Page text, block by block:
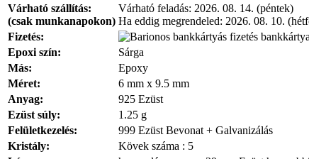
Várható szállítás:
(csak munkanapokon)
Várható feladás: 2026. 08. 14. (péntek)
Ha eddig megrendeled: 2026. 08. 10.
Fizetés:
Epoxi szín:
Sárga
Más:
Epoxy
Méret:
6 mm x 9.5 mm
Anyag:
925 Ezüst
Ezüst súly:
1.25 g
Felületkezelés:
999 Ezüst Bevonat + Galvanizálás
Kristály:
Kövek száma : 5